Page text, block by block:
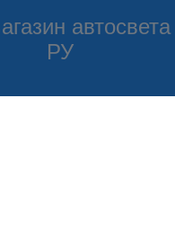
РУ